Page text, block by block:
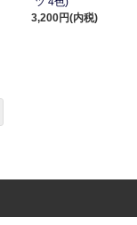
3,200円(内税)